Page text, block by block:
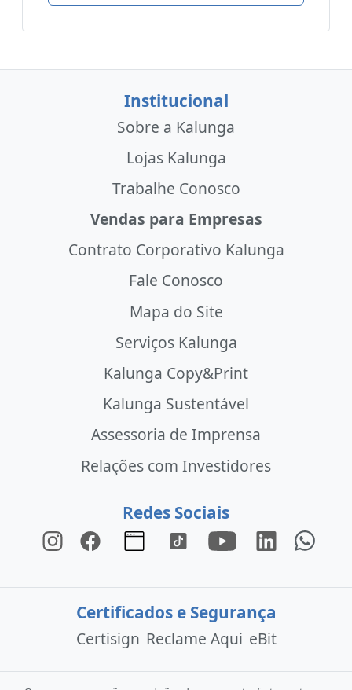
Institucional
Sobre a Kalunga
Lojas Kalunga
Trabalhe Conosco
Vendas para Empresas
Contrato Corporativo Kalunga
Fale Conosco
Mapa do Site
Serviços Kalunga
Kalunga Copy&Print
Kalunga Sustentável
Assessoria de Imprensa
Relações com Investidores
Redes Sociais
Certificados e Segurança
Certisign Reclame Aqui eBit